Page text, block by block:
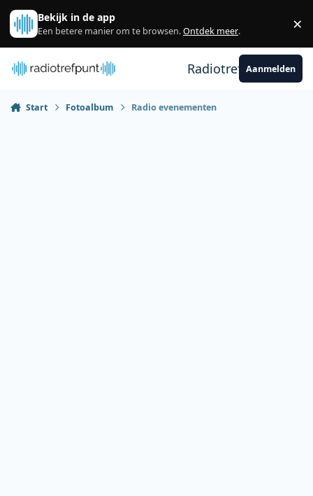
Spring naar bijdragen
Bekijk in de app
Een betere manier om te browsen.Ontdek meer. ×
RadiotrefpuntAanmelden
Start Fotoalbum Radio evenementen